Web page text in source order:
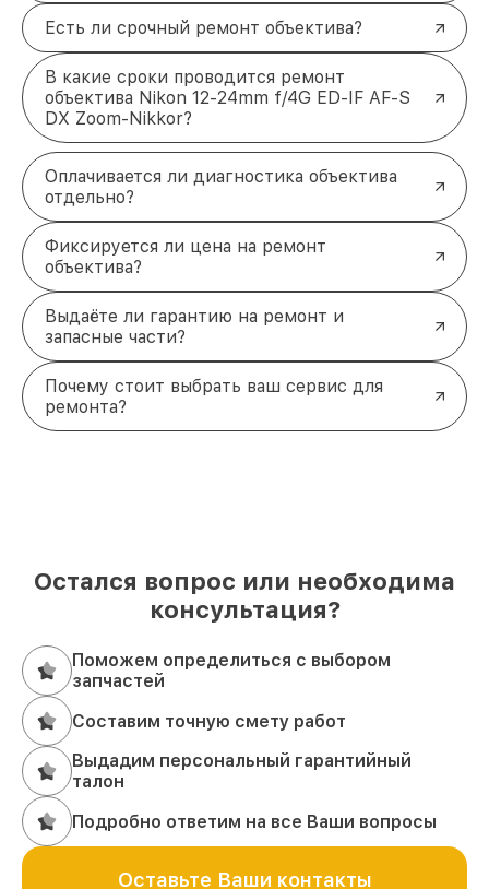
Есть ли срочный ремонт объектива?
В какие сроки проводится ремонт
объектива Nikon 12-24mm f/4G ED-IF AF-S
DX Zoom-Nikkor?
Оплачивается ли диагностика объектива
отдельно?
Фиксируется ли цена на ремонт
объектива?
Выдаёте ли гарантию на ремонт и
запасные части?
Почему стоит выбрать ваш сервис для
ремонта?
Остался вопрос или необходима
консультация?
Поможем определиться с выбором
запчастей
Составим точную смету работ
Выдадим персональный гарантийный
талон
Подробно ответим на все Ваши вопросы
Оставьте Ваши контакты